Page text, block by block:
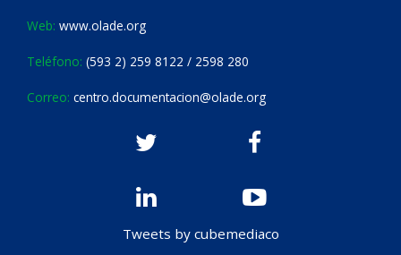
Web: www.olade.org
Teléfono: (593 2) 259 8122 / 2598 280
Correo: centro.documentacion@olade.org
Tweets by cubemediaco